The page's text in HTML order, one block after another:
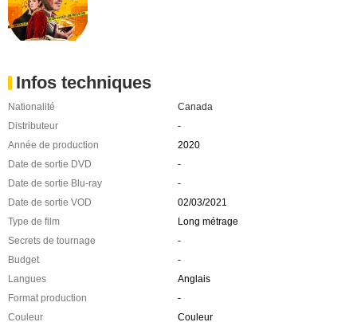
Infos techniques
Nationalité
Canada
Distributeur
-
Année de production
2020
Date de sortie DVD
-
Date de sortie Blu-ray
-
Date de sortie VOD
02/03/2021
Type de film
Long métrage
Secrets de tournage
-
Budget
-
Langues
Anglais
Format production
-
Couleur
Couleur